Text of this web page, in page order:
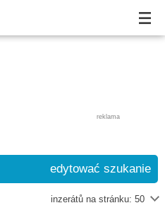
reklama
edytować szukanie
inzerátů na stránku: 50